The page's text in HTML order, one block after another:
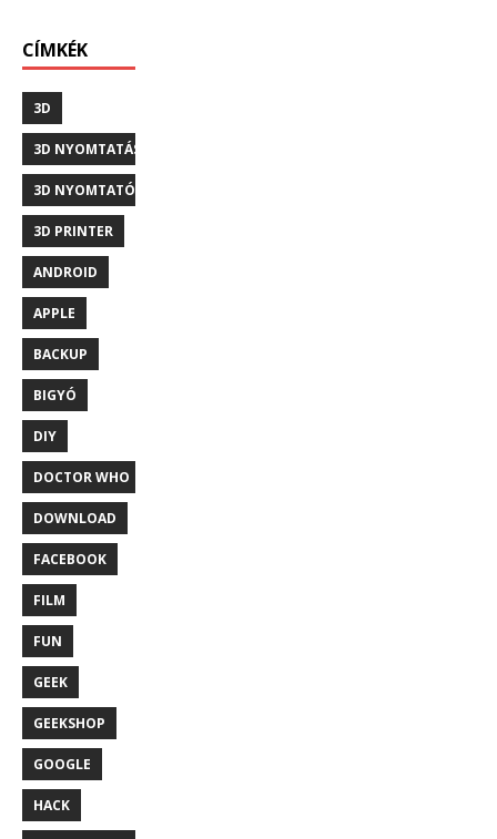
CÍMKÉK
3D
3D NYOMTATÁS
3D NYOMTATÓ
3D PRINTER
ANDROID
APPLE
BACKUP
BIGYÓ
DIY
DOCTOR WHO
DOWNLOAD
FACEBOOK
FILM
FUN
GEEK
GEEKSHOP
GOOGLE
HACK